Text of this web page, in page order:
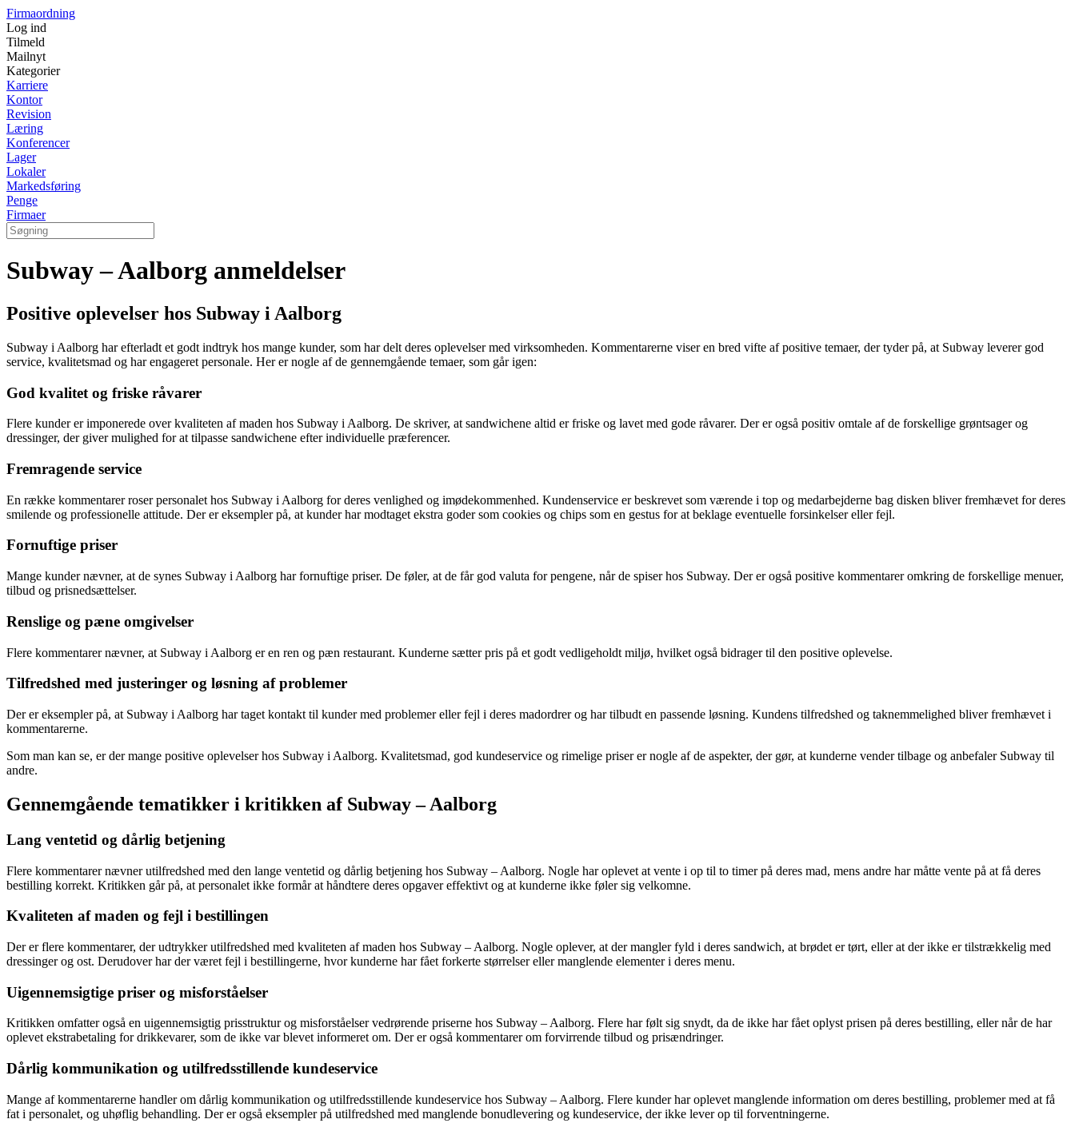
Firmaordning
Log ind
Tilmeld
Mailnyt
Kategorier
Karriere
Kontor
Revision
Læring
Konferencer
Lager
Lokaler
Markedsføring
Penge
Firmaer
Subway – Aalborg anmeldelser
Positive oplevelser hos Subway i Aalborg
Subway i Aalborg har efterladt et godt indtryk hos mange kunder, som har delt deres oplevelser med virksomheden. Kommentarerne viser en bred vifte af positive temaer, der tyder på, at Subway leverer god
service, kvalitetsmad og har engageret personale. Her er nogle af de gennemgående temaer, som går igen:
God kvalitet og friske råvarer
Flere kunder er imponerede over kvaliteten af maden hos Subway i Aalborg. De skriver, at sandwichene altid er friske og lavet med gode råvarer. Der er også positiv omtale af de forskellige grøntsager og
dressinger, der giver mulighed for at tilpasse sandwichene efter individuelle præferencer.
Fremragende service
En række kommentarer roser personalet hos Subway i Aalborg for deres venlighed og imødekommenhed. Kundenservice er beskrevet som værende i top og medarbejderne bag disken bliver fremhævet for deres
smilende og professionelle attitude. Der er eksempler på, at kunder har modtaget ekstra goder som cookies og chips som en gestus for at beklage eventuelle forsinkelser eller fejl.
Fornuftige priser
Mange kunder nævner, at de synes Subway i Aalborg har fornuftige priser. De føler, at de får god valuta for pengene, når de spiser hos Subway. Der er også positive kommentarer omkring de forskellige menuer,
tilbud og prisnedsættelser.
Renslige og pæne omgivelser
Flere kommentarer nævner, at Subway i Aalborg er en ren og pæn restaurant. Kunderne sætter pris på et godt vedligeholdt miljø, hvilket også bidrager til den positive oplevelse.
Tilfredshed med justeringer og løsning af problemer
Der er eksempler på, at Subway i Aalborg har taget kontakt til kunder med problemer eller fejl i deres madordrer og har tilbudt en passende løsning. Kundens tilfredshed og taknemmelighed bliver fremhævet i
kommentarerne.
Som man kan se, er der mange positive oplevelser hos Subway i Aalborg. Kvalitetsmad, god kundeservice og rimelige priser er nogle af de aspekter, der gør, at kunderne vender tilbage og anbefaler Subway til
andre.
Gennemgående tematikker i kritikken af Subway – Aalborg
Lang ventetid og dårlig betjening
Flere kommentarer nævner utilfredshed med den lange ventetid og dårlig betjening hos Subway – Aalborg. Nogle har oplevet at vente i op til to timer på deres mad, mens andre har måtte vente på at få deres
bestilling korrekt. Kritikken går på, at personalet ikke formår at håndtere deres opgaver effektivt og at kunderne ikke føler sig velkomne.
Kvaliteten af maden og fejl i bestillingen
Der er flere kommentarer, der udtrykker utilfredshed med kvaliteten af maden hos Subway – Aalborg. Nogle oplever, at der mangler fyld i deres sandwich, at brødet er tørt, eller at der ikke er tilstrækkelig med
dressinger og ost. Derudover har der været fejl i bestillingerne, hvor kunderne har fået forkerte størrelser eller manglende elementer i deres menu.
Uigennemsigtige priser og misforståelser
Kritikken omfatter også en uigennemsigtig prisstruktur og misforståelser vedrørende priserne hos Subway – Aalborg. Flere har følt sig snydt, da de ikke har fået oplyst prisen på deres bestilling, eller når de har
oplevet ekstrabetaling for drikkevarer, som de ikke var blevet informeret om. Der er også kommentarer om forvirrende tilbud og prisændringer.
Dårlig kommunikation og utilfredsstillende kundeservice
Mange af kommentarerne handler om dårlig kommunikation og utilfredsstillende kundeservice hos Subway – Aalborg. Flere kunder har oplevet manglende information om deres bestilling, problemer med at få
fat i personalet, og uhøflig behandling. Der er også eksempler på utilfredshed med manglende bonudlevering og kundeservice, der ikke lever op til forventningerne.